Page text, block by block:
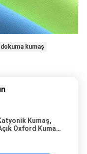
kumaş
Kumaş,
Oxford Kumaş